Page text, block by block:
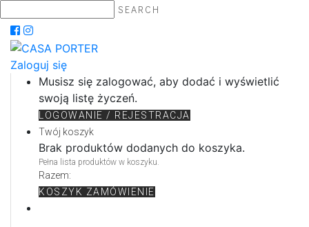
SEARCH
Zaloguj się
Musisz się zalogować, aby dodać i wyświetlić
swoją listę życzeń.
LOGOWANIE / REJESTRACJA
Twój koszyk
Brak produktów dodanych do koszyka.
Pełna lista produktów w koszyku.
Razem:
KOSZYK ZAMÓWIENIE